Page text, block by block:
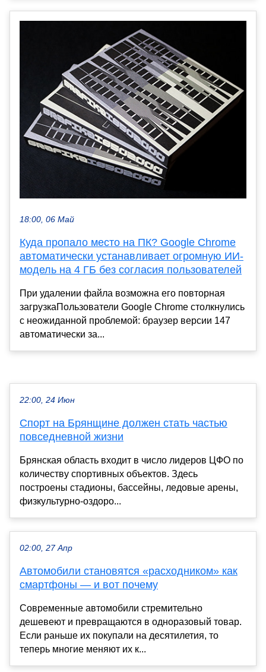
18:00, 06 Май
Куда пропало место на ПК? Google Chrome
автоматически устанавливает огромную ИИ-
модель на 4 ГБ без согласия пользователей
При удалении файла возможна его повторная
загрузкаПользователи Google Chrome столкнулись
с неожиданной проблемой: браузер версии 147
автоматически за...
22:00, 24 Июн
Спорт на Брянщине должен стать частью
повседневной жизни
Брянская область входит в число лидеров ЦФО по
количеству спортивных объектов. Здесь
построены стадионы, бассейны, ледовые арены,
физкультурно-оздоро...
02:00, 27 Апр
Автомобили становятся «расходником» как
смартфоны — и вот почему
Современные автомобили стремительно
дешевеют и превращаются в одноразовый товар.
Если раньше их покупали на десятилетия, то
теперь многие меняют их к...